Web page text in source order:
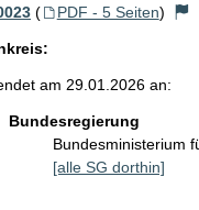
( PDF - 5 Seiten)
am 29.01.2026 an:
Bundesregierung
Bundesministerium
[alle SG dorthin]